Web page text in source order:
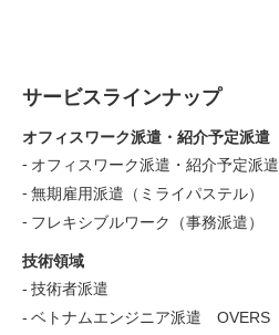
サービスラインナップ
オフィスワーク派遣・紹介予定派遣
オフィスワーク派遣・紹介予定派遣
無期雇用派遣（ミライパステル）
フレキシブルワーク（事務派遣）
技術領域
技術者派遣
ベトナムエンジニア派遣 OVERS